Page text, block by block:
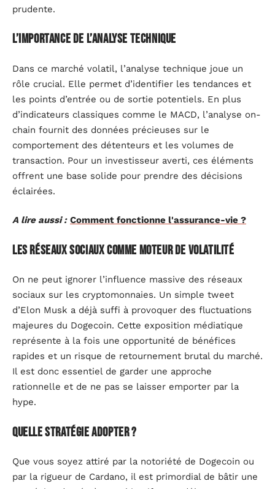
prudente.
L’importance de l’analyse technique
Dans ce marché volatil, l’analyse technique joue un
rôle crucial. Elle permet d’identifier les tendances et
les points d’entrée ou de sortie potentiels. En plus
d’indicateurs classiques comme le MACD, l’analyse on-
chain fournit des données précieuses sur le
comportement des détenteurs et les volumes de
transaction. Pour un investisseur averti, ces éléments
offrent une base solide pour prendre des décisions
éclairées.
A lire aussi : Comment fonctionne l'assurance-vie ?
Les réseaux sociaux comme moteur de volatilité
On ne peut ignorer l’influence massive des réseaux
sociaux sur les cryptomonnaies. Un simple tweet
d’Elon Musk a déjà suffi à provoquer des fluctuations
majeures du Dogecoin. Cette exposition médiatique
représente à la fois une opportunité de bénéfices
rapides et un risque de retournement brutal du marché.
Il est donc essentiel de garder une approche
rationnelle et de ne pas se laisser emporter par la
hype.
Quelle stratégie adopter ?
Que vous soyez attiré par la notoriété de Dogecoin ou
par la rigueur de Cardano, il est primordial de bâtir une